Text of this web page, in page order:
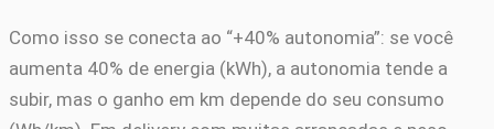
Como isso se conecta ao “+40% autonomia”: se você
aumenta 40% de energia (kWh), a autonomia tende a
subir, mas o ganho em km depende do seu consumo